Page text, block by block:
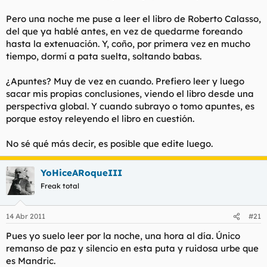
Pero una noche me puse a leer el libro de Roberto Calasso,
del que ya hablé antes, en vez de quedarme foreando
hasta la extenuación. Y, coño, por primera vez en mucho
tiempo, dormí a pata suelta, soltando babas.
¿Apuntes? Muy de vez en cuando. Prefiero leer y luego
sacar mis propias conclusiones, viendo el libro desde una
perspectiva global. Y cuando subrayo o tomo apuntes, es
porque estoy releyendo el libro en cuestión.
No sé qué más decir, es posible que edite luego.
YoHiceARoqueIII
Freak total
14 Abr 2011 #21
Pues yo suelo leer por la noche, una hora al día. Único
remanso de paz y silencio en esta puta y ruidosa urbe que
es Mandric.